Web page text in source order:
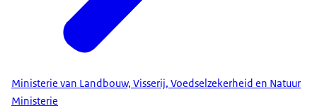
Ministerie van Landbouw, Visserij, Voedselzekerheid en Natuur
Ministerie